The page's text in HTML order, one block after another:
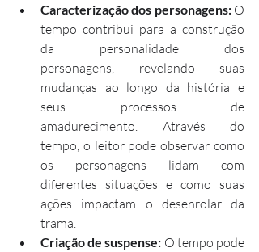
Caracterização dos personagens: O
tempo contribui para a construção
da personalidade dos
personagens, revelando suas
mudanças ao longo da história e
seus processos de
amadurecimento. Através do
tempo, o leitor pode observar como
os personagens lidam com
diferentes situações e como suas
ações impactam o desenrolar da
trama.
Criação de suspense: O tempo pode